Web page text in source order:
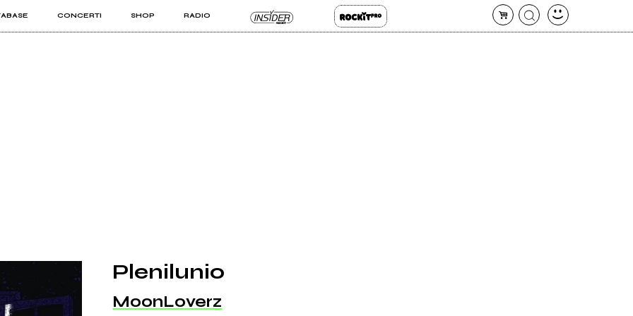
CONCERTI SHOP RADIO
PRO
Plenilunio
MoonLoverz